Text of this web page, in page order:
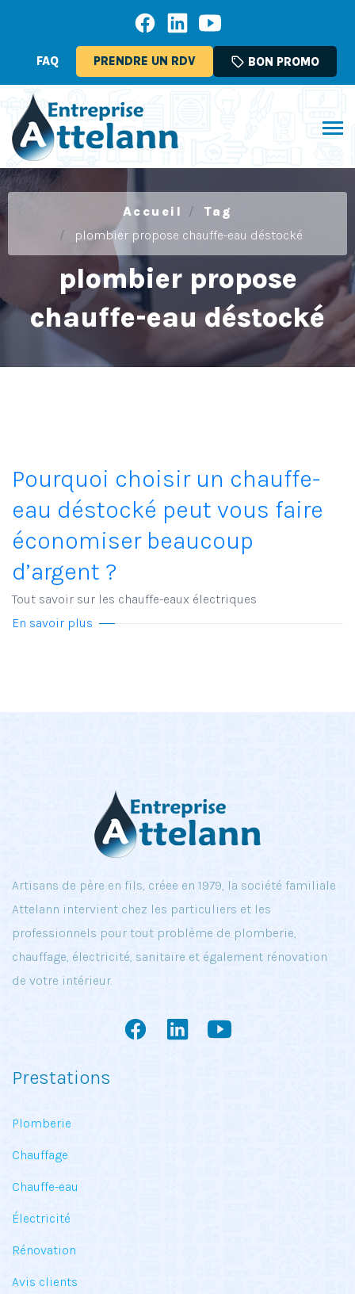
FAQ PRENDRE UN RDV sell BON PROMO
Accueil
Tag
plombier propose chauffe-eau déstocké
plombier propose
chauffe-eau déstocké
Pourquoi choisir un chauffe-
eau déstocké peut vous faire
économiser beaucoup
d’argent ?
Tout savoir sur les chauffe-eaux électriques
En savoir plus
Artisans de père en fils, créee en 1979, la société familiale
Attelann intervient chez les particuliers et les
professionnels pour tout problème de plomberie,
chauffage, électricité, sanitaire et également rénovation
de votre intérieur.
Prestations
Plomberie
Chauffage
Chauffe-eau
Électricité
Rénovation
Avis clients